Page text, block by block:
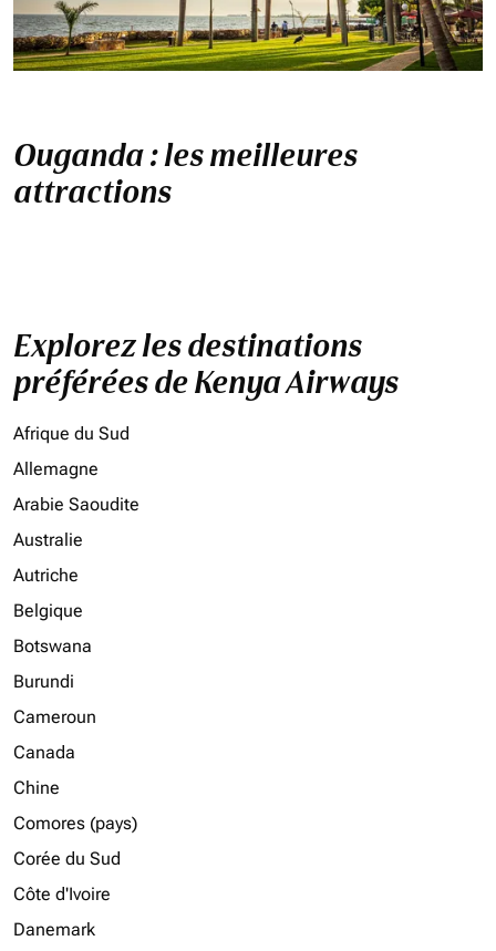
Ouganda : les meilleures
attractions
Explorez les destinations
préférées de Kenya Airways
Afrique du Sud
Allemagne
Arabie Saoudite
Australie
Autriche
Belgique
Botswana
Burundi
Cameroun
Canada
Chine
Comores (pays)
Corée du Sud
Côte d'Ivoire
Danemark